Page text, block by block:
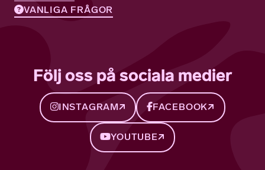
VANLIGA FRÅGOR
Följ oss på sociala medier
INSTAGRAM FACEBOOK
YOUTUBE